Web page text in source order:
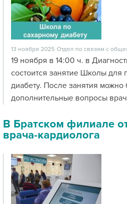
13 ноября 2025 Отдел по связям с
19 ноября в 14:00 ч. в
состоится занятие Школы для
диабету. После занятия можно
дополнительные вопросы
В Братском филиале
врача-кардиолога